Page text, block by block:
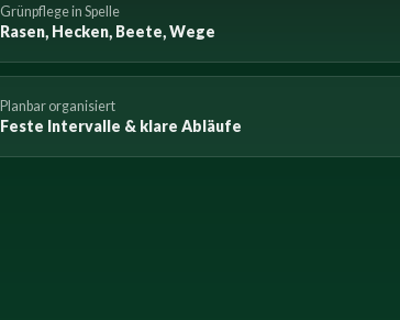
Grünpflege in Spelle
Rasen, Hecken, Beete, Wege
Planbar organisiert
Feste Intervalle & klare Abläufe